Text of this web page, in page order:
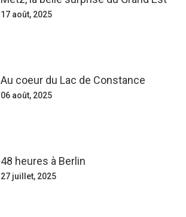
17 août, 2025
Au coeur du Lac de Constance
06 août, 2025
48 heures à Berlin
27 juillet, 2025